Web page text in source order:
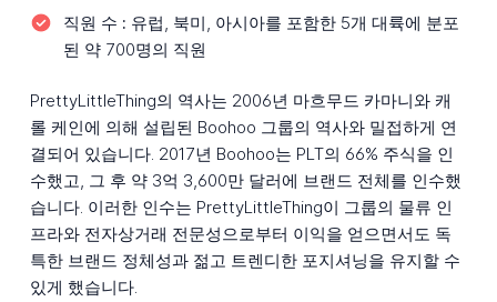
직원 수 : 유럽, 북미, 아시아를 포함한 5개 대륙에 분포
된 약 700명의 직원
PrettyLittleThing의 역사는 2006년 마흐무드 카마니와 캐
롤 케인에 의해 설립된 Boohoo 그룹의 역사와 밀접하게 연
결되어 있습니다. 2017년 Boohoo는 PLT의 66% 주식을 인
수했고, 그 후 약 3억 3,600만 달러에 브랜드 전체를 인수했
습니다. 이러한 인수는 PrettyLittleThing이 그룹의 물류 인
프라와 전자상거래 전문성으로부터 이익을 얻으면서도 독
특한 브랜드 정체성과 젊고 트렌디한 포지셔닝을 유지할 수
있게 했습니다.